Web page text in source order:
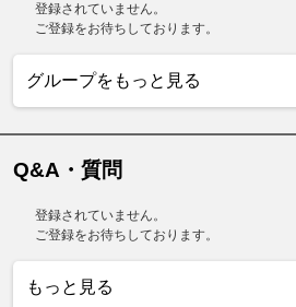
登録されていません。
ご登録をお待ちしております。
グループをもっと見る
Q&A・質問
登録されていません。
ご登録をお待ちしております。
もっと見る